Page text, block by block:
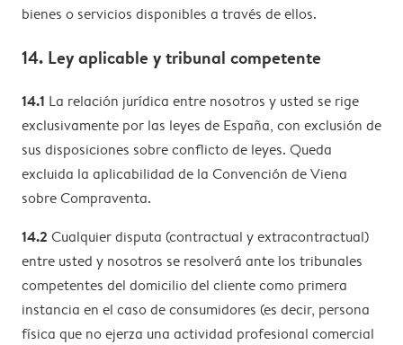
bienes o servicios disponibles a través de ellos.
14. Ley aplicable y tribunal competente
14.1 La relación jurídica entre nosotros y usted se rige
exclusivamente por las leyes de España, con exclusión de
sus disposiciones sobre conflicto de leyes. Queda
excluida la aplicabilidad de la Convención de Viena
sobre Compraventa.
14.2 Cualquier disputa (contractual y extracontractual)
entre usted y nosotros se resolverá ante los tribunales
competentes del domicilio del cliente como primera
instancia en el caso de consumidores (es decir, persona
física que no ejerza una actividad profesional comercial